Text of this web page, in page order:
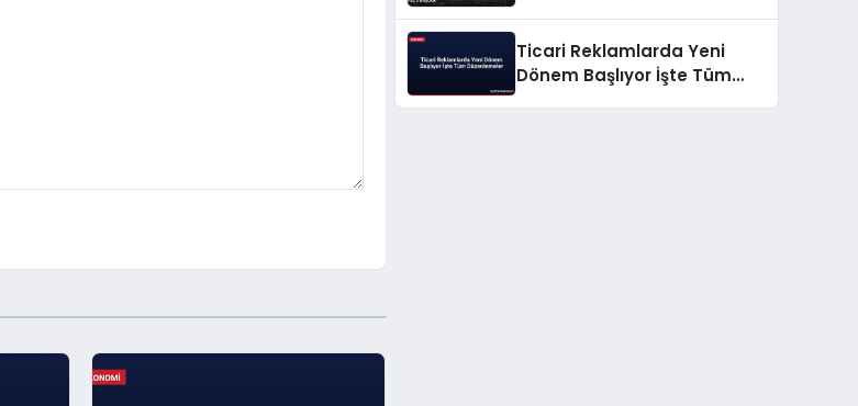
Ticari Reklamlarda Yeni
Dönem Başlıyor İşte Tüm